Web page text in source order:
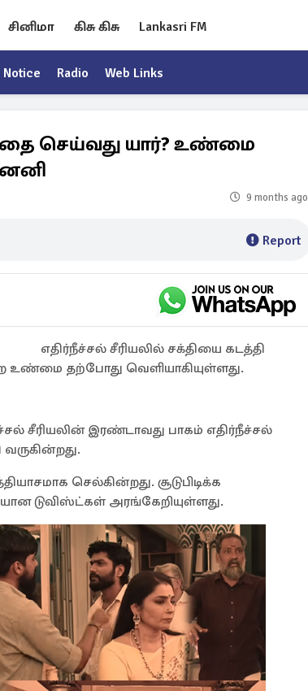
சினிமா கிசு கிசு Lankasri FM
Notice Radio Web Links
செய்வது யார்? உண்மை
9 months ago
Report
எதிர்நீச்சல் சீரியலில் சக்தியை கடத்தி
உண்மை தற்போது வெளியாகியுள்ளது.
சீரியலின் இரண்டாவது பாகம் எதிர்நீச்சல்
செல்கின்றது. சூடுபிடிக்க
டுவிஸ்ட்கள் அரங்கேறியுள்ளது.